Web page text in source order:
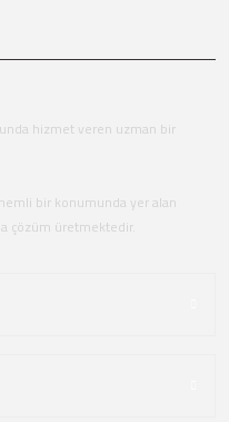
hizmet veren uzman bir
bir konumunda yer alan
çözüm üretmektedir.